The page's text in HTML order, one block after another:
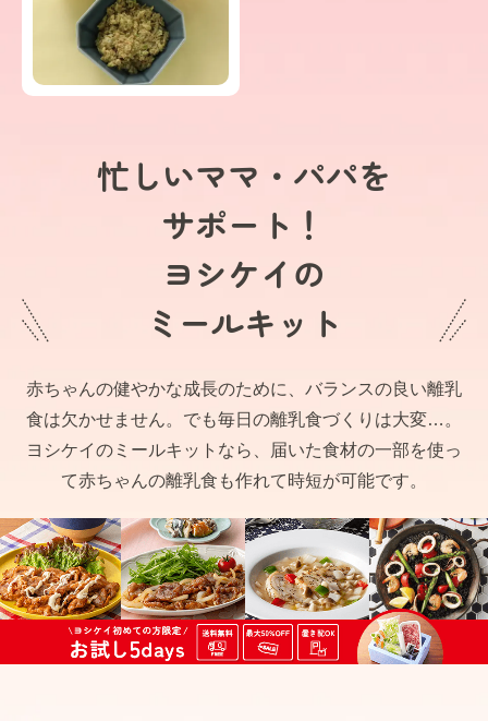
忙しいママ・パパを
サポート！
ヨシケイの
ミールキット
赤ちゃんの健やかな成長のために、バランスの良い離乳
食は欠かせません。でも毎日の離乳食づくりは大変…。
ヨシケイのミールキットなら、届いた食材の一部を使っ
て赤ちゃんの離乳食も作れて時短が可能です。